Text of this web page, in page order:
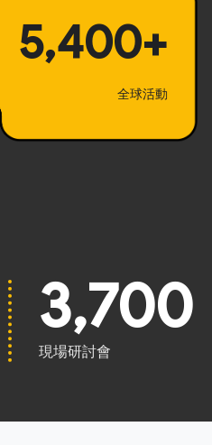
5,400+
全球活動
3,700
現場研討會